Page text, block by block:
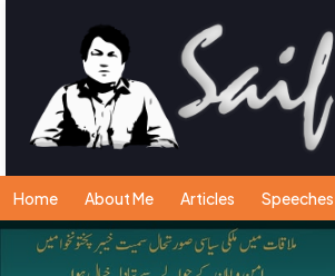
Home About Me Articles Speeches